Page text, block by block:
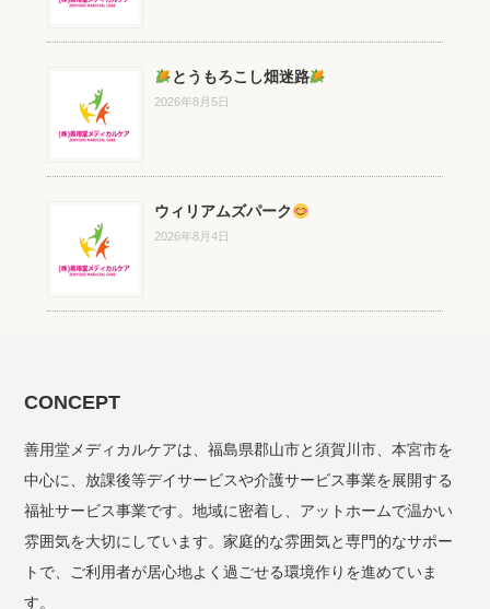
とうもろこし畑迷路
2026年8月5日
ウィリアムズパーク
2026年8月4日
CONCEPT
善用堂メディカルケアは、福島県郡山市と須賀川市、本宮市を
中心に、放課後等デイサービスや介護サービス事業を展開する
福祉サービス事業です。地域に密着し、アットホームで温かい
雰囲気を大切にしています。家庭的な雰囲気と専門的なサポー
トで、ご利用者が居心地よく過ごせる環境作りを進めていま
す。